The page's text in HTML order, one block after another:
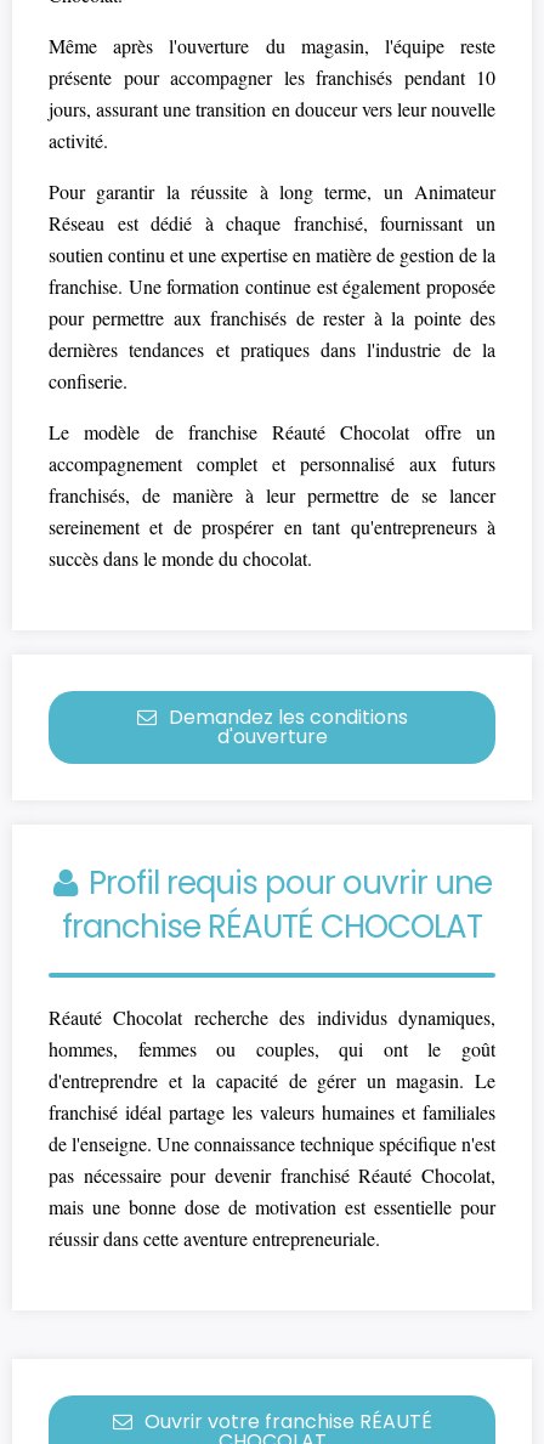
Même après l'ouverture du magasin, l'équipe reste
présente pour accompagner les franchisés pendant 10
jours, assurant une transition en douceur vers leur nouvelle
activité.
Pour garantir la réussite à long terme, un Animateur
Réseau est dédié à chaque franchisé, fournissant un
soutien continu et une expertise en matière de gestion de la
franchise. Une formation continue est également proposée
pour permettre aux franchisés de rester à la pointe des
dernières tendances et pratiques dans l'industrie de la
confiserie.
Le modèle de franchise Réauté Chocolat offre un
accompagnement complet et personnalisé aux futurs
franchisés, de manière à leur permettre de se lancer
sereinement et de prospérer en tant qu'entrepreneurs à
succès dans le monde du chocolat.
Demandez les conditions
d'ouverture
Profil requis pour ouvrir une
franchise RÉAUTÉ CHOCOLAT
Réauté Chocolat recherche des individus dynamiques,
hommes, femmes ou couples, qui ont le goût
d'entreprendre et la capacité de gérer un magasin. Le
franchisé idéal partage les valeurs humaines et familiales
de l'enseigne. Une connaissance technique spécifique n'est
pas nécessaire pour devenir franchisé Réauté Chocolat,
mais une bonne dose de motivation est essentielle pour
réussir dans cette aventure entrepreneuriale.
Ouvrir votre franchise RÉAUTÉ